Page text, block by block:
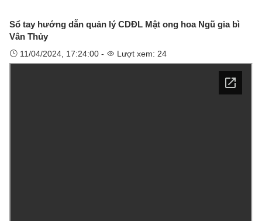
Sổ tay hướng dẫn quản lý CDĐL Mật ong hoa Ngũ gia bì
Vân Thủy
11/04/2024, 17:24:00 - Lượt xem: 24